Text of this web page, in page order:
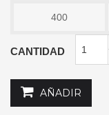
400
CANTIDAD
AÑADIR